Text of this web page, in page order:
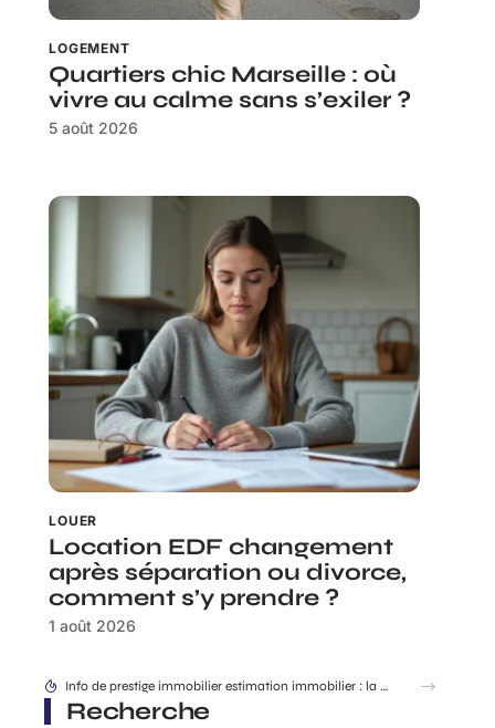
LOGEMENT
Quartiers chic Marseille : où
vivre au calme sans s’exiler ?
5 août 2026
LOUER
Location EDF changement
après séparation ou divorce,
comment s’y prendre ?
1 août 2026
Quartiers chic Marseille : où vivre au calme sans s’exiler ?
Recherche